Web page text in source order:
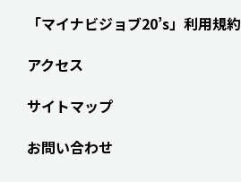
「マイナビジョブ20’s」利用規約
アクセス
サイトマップ
お問い合わせ